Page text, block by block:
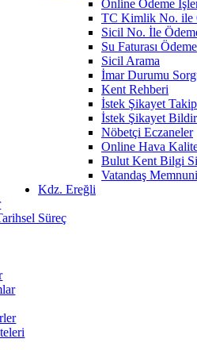
Online Ödeme
TC Kimlik No. ile
Sicil No. İle
Su Faturası Ödeme
Sicil Arama
İmar Durumu
Kent Rehberi
İstek Şikayet
İstek Şikayet
Nöbetçi Eczaneler
Online Hava
Bulut Kent Bilgi
Vatandaş
Kdz. Ereğli
Süreç